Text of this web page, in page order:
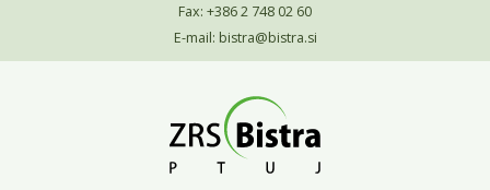
Fax: +386 2 748 02 60
E-mail: bistra@bistra.si